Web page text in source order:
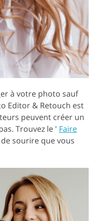
à votre photo sauf
Editor & Retouch est
peuvent créer un
Trouvez le ' Faire
sourire que vous